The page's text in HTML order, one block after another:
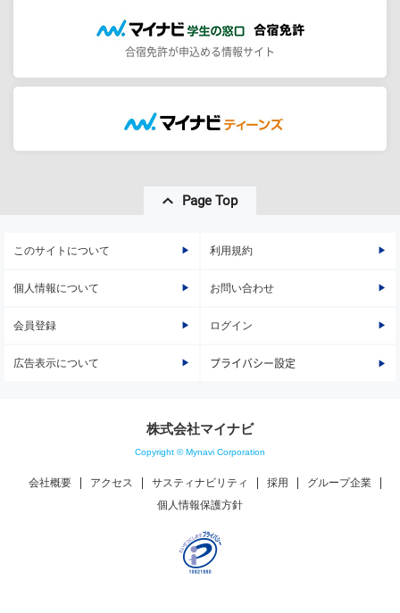
合宿免許が申込める情報サイト
Page Top
このサイトについて 利用規約
個人情報について お問い合わせ
会員登録 ログイン
広告表示について プライバシー設定
株式会社マイナビ
Copyright © Mynavi Corporation
会社概要 アクセス サスティナビリティ 採用
グループ企業
個人情報保護方針